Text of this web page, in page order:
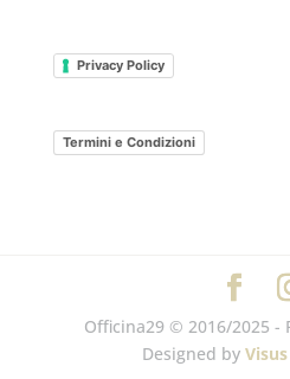
Privacy Policy
Termini e Condizioni
Officina29 © 2016/2025 -
Designed by Visus